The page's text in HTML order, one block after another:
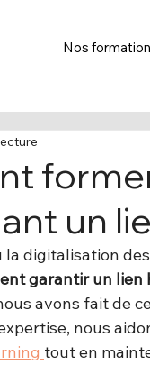
Nos
un
la digitalisation
garantir un
avons fait de
nous
tout en